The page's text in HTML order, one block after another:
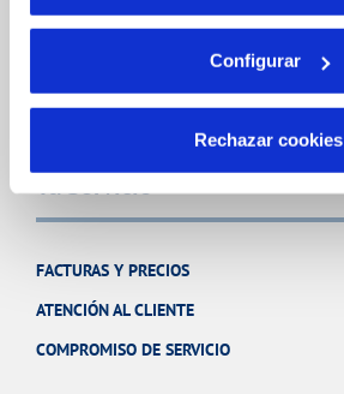
Configurar
Rechazar cookies
Tu Servicio
FACTURAS Y PRECIOS
ATENCIÓN AL CLIENTE
COMPROMISO DE SERVICIO